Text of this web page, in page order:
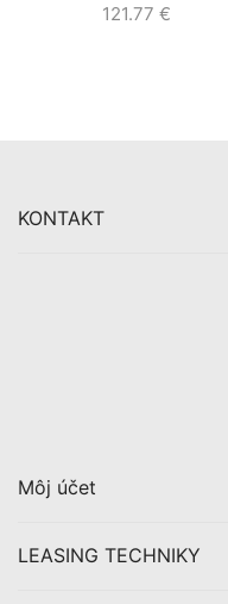
121.77 €
KONTAKT
Môj účet
LEASING TECHNIKY